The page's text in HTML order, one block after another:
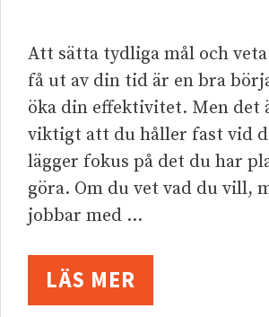
Att sätta tydliga mål och
få ut av din tid är en bra
öka din effektivitet. Men det
viktigt att du håller fast vid
lägger fokus på det du har
göra. Om du vet vad du vill,
jobbar med …
LÄS MER